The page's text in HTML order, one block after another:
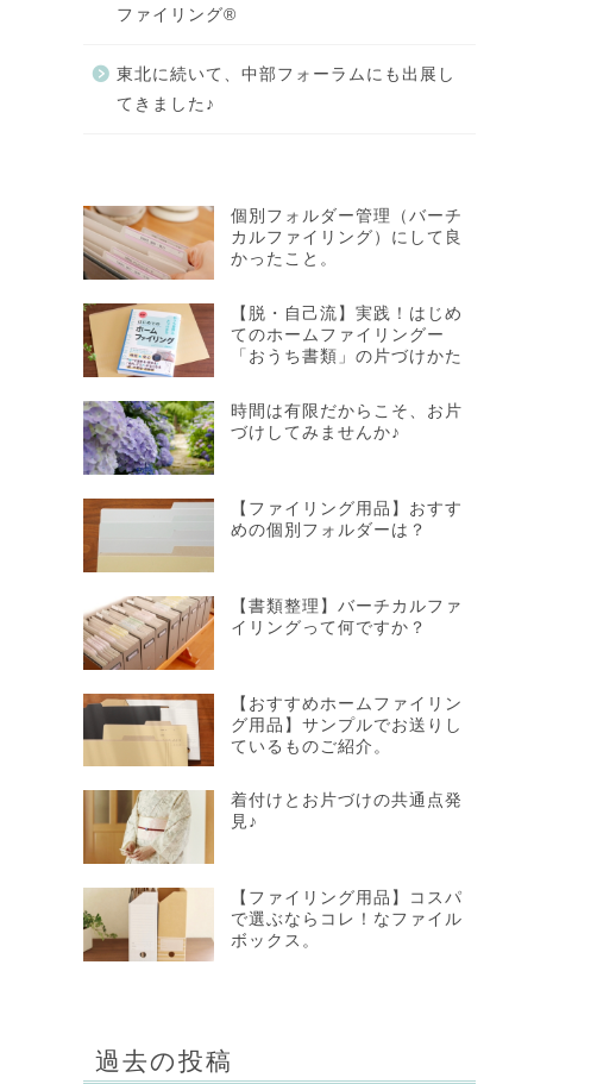
ファイリング®
東北に続いて、中部フォーラムにも出展し
てきました♪
個別フォルダー管理（バーチ
カルファイリング）にして良
かったこと。
【脱・自己流】実践！はじめ
てのホームファイリングー
「おうち書類」の片づけかた
時間は有限だからこそ、お片
づけしてみませんか♪
【ファイリング用品】おすす
めの個別フォルダーは？
【書類整理】バーチカルファ
イリングって何ですか？
【おすすめホームファイリン
グ用品】サンプルでお送りし
ているものご紹介。
着付けとお片づけの共通点発
見♪
【ファイリング用品】コスパ
で選ぶならコレ！なファイル
ボックス。
過去の投稿